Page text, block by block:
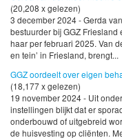
(20,208 x gelezen)
3 december 2024 - Gerda
bestuurder bij GGZ
haar per februari 2025. Van
en tein’ in Friesland, brengt...
GGZ oordeelt over eigen
(18,177 x gelezen)
19 november 2024 - Uit
instellingen blijkt dat er
onderbouwd of uitgebreid
de huisvesting op cliënten.